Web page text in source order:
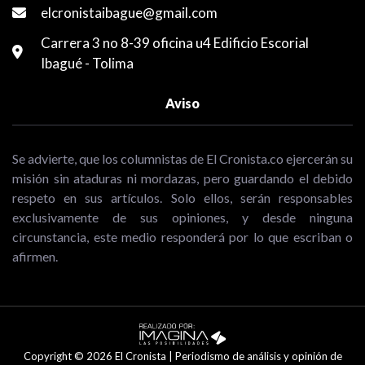
elcronistaibague@gmail.com
Carrera 3 no 8-39 oficina u4 Edificio Escorial
Ibagué - Tolima
Aviso
Se advierte, que los columnistas de El Cronista.co ejercerán su
misión sin ataduras ni mordazas, pero guardando el debido
respeto en sus artículos. Solo ellos, serán responsables
exclusivamente de sus opiniones, y desde ninguna
circunstancia, este medio responderá por lo que escriban o
afirmen.
Copyright © 2026 El Cronista | Periodismo de análisis y opinión de